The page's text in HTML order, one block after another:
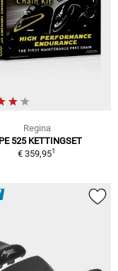
Regina
525 KETTINGSET
€ 359,951